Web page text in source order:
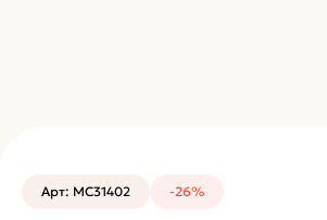
Арт: MC31402 -26%